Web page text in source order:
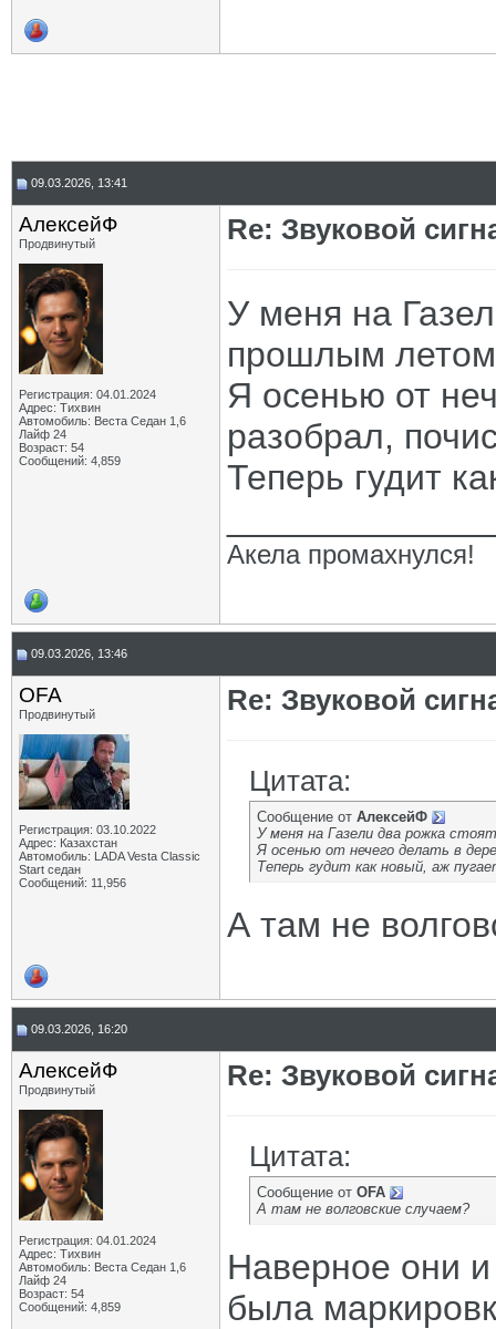
09.03.2026, 13:41
АлексейФ
Продвинутый
Регистрация: 04.01.2024
Адрес: Тихвин
Автомобиль: Веста Седан 1,6
Лайф 24
Возраст: 54
Сообщений: 4,859
Re: Звуковой
У меня на
прошлым
Я осенью от
разобрал,
Теперь гудит
Акела промахнулся!
09.03.2026, 13:46
OFA
Продвинутый
Регистрация: 03.10.2022
Адрес: Казахстан
Автомобиль: LADA Vesta Classic
Start седан
Сообщений: 11,956
Re: Звуковой
Цитата:
Сообщение от АлексейФ
У меня на Газели два рожка
Я осенью от нечего делать в
Теперь гудит как новый, аж
А там не
09.03.2026, 16:20
АлексейФ
Продвинутый
Регистрация: 04.01.2024
Адрес: Тихвин
Автомобиль: Веста Седан 1,6
Лайф 24
Возраст: 54
Сообщений: 4,859
Re: Звуковой
Цитата:
Сообщение от OFA
А там не волговские случаем?
Наверное они и
была